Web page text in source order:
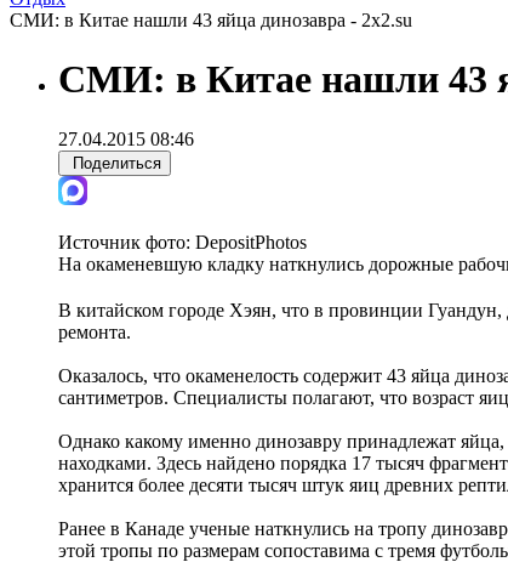
СМИ: в Китае нашли 43 яйца динозавра - 2x2.su
СМИ: в Китае нашли 43
27.04.2015 08:46
Поделиться
Источник фото: DepositPhotos
На окаменевшую кладку наткнулись дорожные
В китайском городе Хэян, что в провинции
ремонта.
Оказалось, что окаменелость содержит 43 яйца
сантиметров. Специалисты полагают, что возраст
Однако какому именно динозавру принадлежат
находками. Здесь найдено порядка 17 тысяч
хранится более десяти тысяч штук яиц древних
Ранее в Канаде ученые наткнулись на тропу
этой тропы по размерам сопоставима с тремя